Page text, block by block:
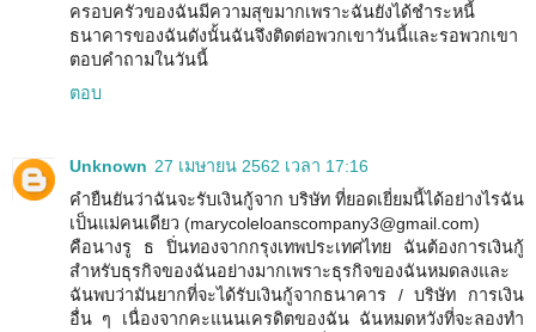
ครอบครัวของฉันมีความสุขมากเพราะฉันยังได้ชำระหนี้
ธนาคารของฉันดังนั้นฉันจึงติดต่อพวกเขาวันนี้และรอพวกเขา
ตอบคำถามในวันนี้
ตอบ
Unknown 27 เมษายน 2562 เวลา 17:16
คำยืนยันว่าฉันจะรับเงินกู้จาก บริษัท ที่ยอดเยี่ยมนี้ได้อย่างไรฉัน
เป็นแม่คนเดียว (marycoleloanscompany3@gmail.com)
คือนางรู ธ ปิ่นทองจากกรุงเทพประเทศไทย ฉันต้องการเงินกู้
สำหรับธุรกิจของฉันอย่างมากเพราะธุรกิจของฉันหมดลงและ
ฉันพบว่ามันยากที่จะได้รับเงินกู้จากธนาคาร / บริษัท การเงิน
อื่น ๆ เนื่องจากคะแนนเครดิตของฉัน ฉันหมดหวังที่จะลองทำ